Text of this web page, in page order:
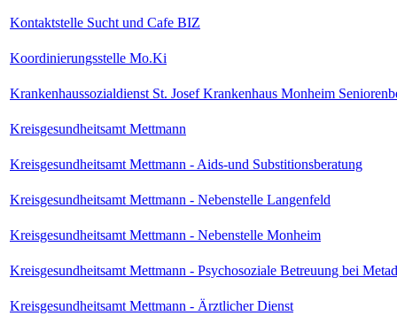
Kontaktstelle Sucht und Cafe BIZ
Koordinierungsstelle Mo.Ki
Krankenhaussozialdienst St. Josef Krankenhaus Monheim
Kreisgesundheitsamt Mettmann
Kreisgesundheitsamt Mettmann - Aids-und Substitionsberatung
Kreisgesundheitsamt Mettmann - Nebenstelle Langenfeld
Kreisgesundheitsamt Mettmann - Nebenstelle Monheim
Kreisgesundheitsamt Mettmann - Psychosoziale Betreuung bei
Kreisgesundheitsamt Mettmann - Ärztlicher Dienst